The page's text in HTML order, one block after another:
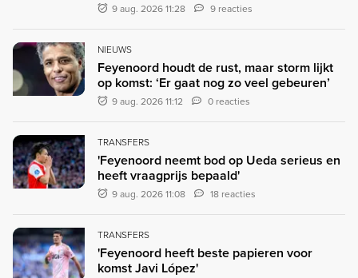
9 aug. 2026 11:28 9 reacties
NIEUWS
Feyenoord houdt de rust, maar storm lijkt
op komst: ‘Er gaat nog zo veel gebeuren’
9 aug. 2026 11:12 0 reacties
TRANSFERS
'Feyenoord neemt bod op Ueda serieus en
heeft vraagprijs bepaald'
9 aug. 2026 11:08 18 reacties
TRANSFERS
'Feyenoord heeft beste papieren voor
komst Javi López'